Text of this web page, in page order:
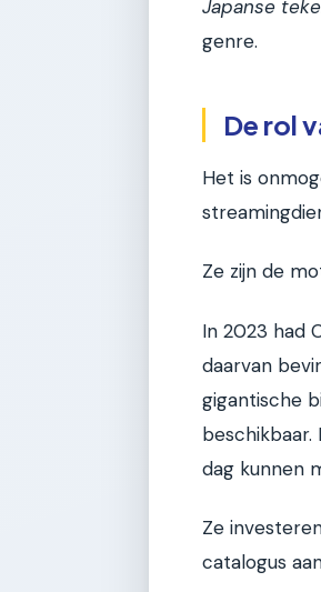
Japanse
genre.
De rol
Het is
Ze zijn de
In 2023 had
daarvan
gigantische
beschikbaar.
dag kunnen
Ze
catalogus